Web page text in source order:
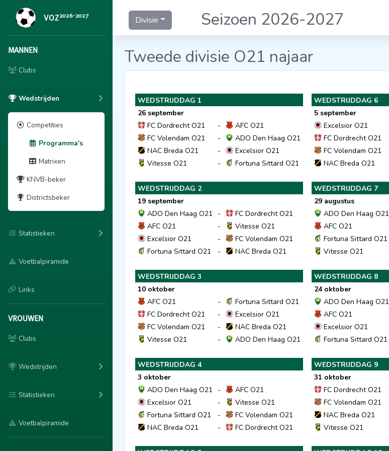
VOZ2026-2027
MANNEN
Clubs
Wedstrijden
Competities
Programma's
Matrixen
KNVB-beker
Districtsbeker
Statistieken
Voetbalpiramide
Links
VROUWEN
Clubs
Wedstrijden
Statistieken
Voetbalpiramide
Divisie
Seizoen 2026-2027
Tweede divisie O21 najaar
WEDSTRIJDDAG 1
26 september
FC Dordrecht O21
-
AFC O21
FC Volendam O21
-
ADO Den Haag O21
NAC Breda O21
-
Excelsior O21
Vitesse O21
- Fortuna Sittard O21
WEDSTRIJDDAG 2
19 september
ADO Den Haag O21
-
FC Dordrecht O21
AFC O21
-
Vitesse O21
Excelsior O21
-
FC Volendam O21
Fortuna Sittard O21
- NAC Breda O21
WEDSTRIJDDAG 3
10 oktober
AFC O21
-
Fortuna Sittard O21
FC Dordrecht O21
-
Excelsior O21
FC Volendam O21
-
NAC Breda O21
Vitesse O21
- ADO Den Haag O21
WEDSTRIJDDAG 4
3 oktober
ADO Den Haag O21
-
AFC O21
Excelsior O21
-
Vitesse O21
Fortuna Sittard O21
-
FC Volendam O21
NAC Breda O21
- FC Dordrecht O21
WEDSTRIJDDAG 6
5 september
Excelsior O21
FC Dordrecht O21
FC Volendam O21
NAC Breda O21
WEDSTRIJDDAG 7
29 augustus
ADO Den Haag O21
AFC O21
Fortuna Sittard O21
Vitesse O21
WEDSTRIJDDAG 8
24 oktober
ADO Den Haag O21
AFC O21
Excelsior O21
Fortuna Sittard O21
WEDSTRIJDDAG 9
31 oktober
FC Dordrecht O21
FC Volendam O21
NAC Breda O21
Vitesse O21